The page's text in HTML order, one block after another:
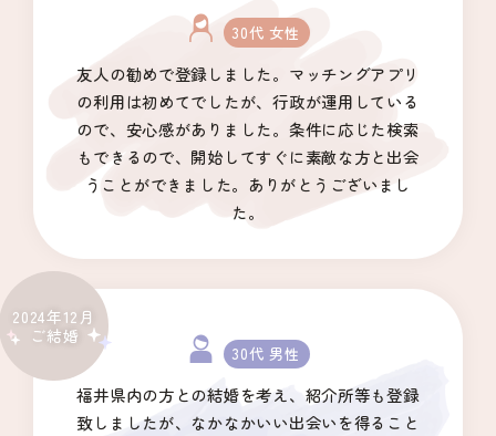
ふく恋
ふくい結婚応援ポータル
トップページ
マッチングシステム
成婚者の声
イベント・セミナー
30代 女性
友人の勧めで登録しました。マッチングアプリ
の利用は初めてでしたが、行政が運用している
ので、安心感がありました。条件に応じた検索
もできるので、開始してすぐに素敵な方と出会
うことができました。ありがとうございまし
た。
2024年12月
ご結婚
30代 男性
福井県内の方との結婚を考え、紹介所等も登録
致しましたが、なかなかいい出会いを得ること